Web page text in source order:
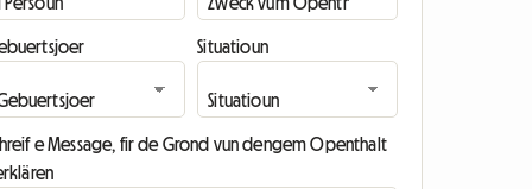
Situatioun
e Message, fir de Grond vun dengem Openthalt